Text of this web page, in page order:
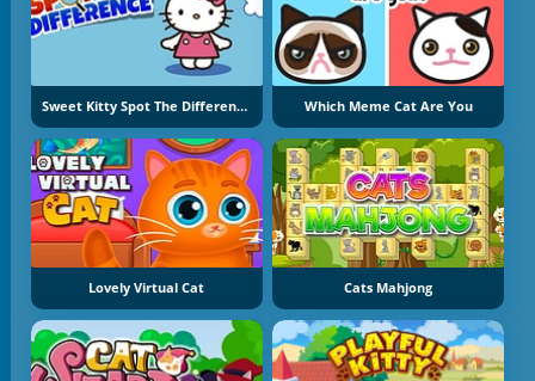
Sweet Kitty Spot The Difference Which Meme Cat Are You
Lovely Virtual Cat Cats Mahjong